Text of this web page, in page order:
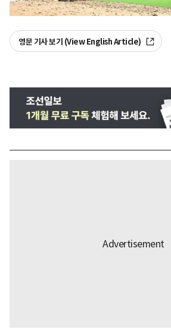
영문 기사 보기 (View English Article)